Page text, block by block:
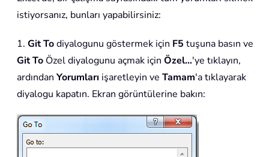
istiyorsanız, bunları yapabilirsiniz:
1. Git Todiyalogunu göstermek için F5 tuşuna basın ve
Git To Özel diyalogunu açmak için Özel…'ye tıklayın,
ardından Yorumları işaretleyin ve Tamam'a tıklayarak
diyalogu kapatın. Ekran görüntülerine bakın: